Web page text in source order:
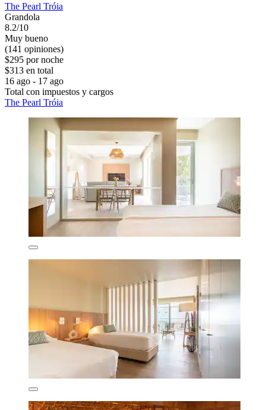
The Pearl Tróia
Grandola
8.2/10
Muy bueno
(141 opiniones)
$295 por noche
$313 en total
16 ago - 17 ago
Total con impuestos y cargos
The Pearl Tróia